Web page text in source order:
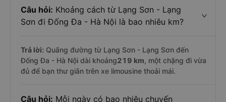
Câu hỏi: Khoảng cách từ Lạng Sơn - Lạng
Sơn đi Đống Đa - Hà Nội là bao nhiêu km?
Trả lời: Quãng đường từ Lạng Sơn - Lạng Sơn đến
Đống Đa - Hà Nội dài khoảng219 km, một chặng đi vừa
đủ để bạn thư giãn trên xe limousine thoải mái.
Câu hỏi: Mỗi ngày có bao nhiêu chuyến